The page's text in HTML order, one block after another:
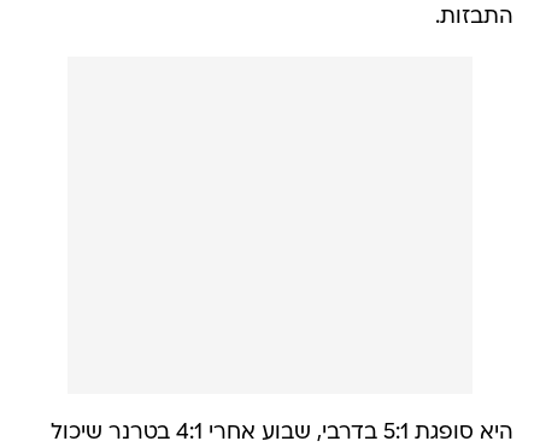
התבזות.
היא סופגת 5:1 בדרבי, שבוע אחרי 4:1 בטרנר שיכול